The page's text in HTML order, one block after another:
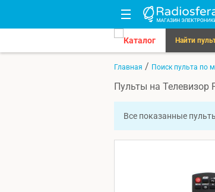
Каталог Найти
Главная / Поиск пульта по
Пульты на Телевизор
Все показанные